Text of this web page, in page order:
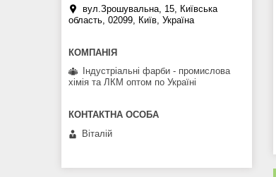
вул.Зрошувальна, 15, Київська
область, 02099, Київ, Україна
Індустріальні фарби - промислова
хімія та ЛКМ оптом по Україні
Віталій